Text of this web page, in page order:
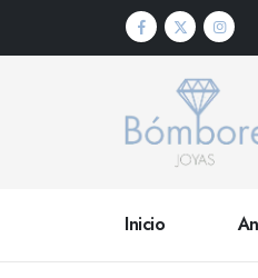
DENTRO DE PENÍNSULA • PLAZO
Inicio